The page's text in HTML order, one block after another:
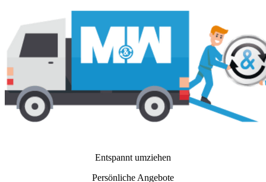
Entspannt umziehen
Persönliche Angebote